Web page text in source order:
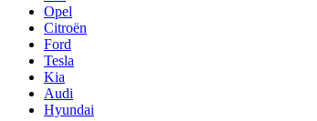
Opel
Citroën
Ford
Tesla
Kia
Audi
Hyundai